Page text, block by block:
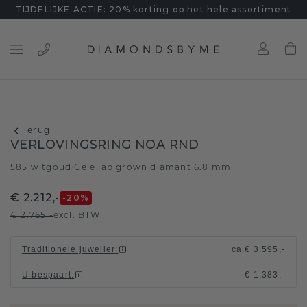
TIJDELIJKE ACTIE: 20% korting op het hele assortiment
Terug
VERLOVINGSRING NOA RND
585 witgoud /Gele lab grown diamant 6.8 mm
€ 2.212,- -20 %
€ 2.765,-excl. BTW
Traditionele juwelier: ca.€ 3.595,-
U bespaart: € 1.383,-